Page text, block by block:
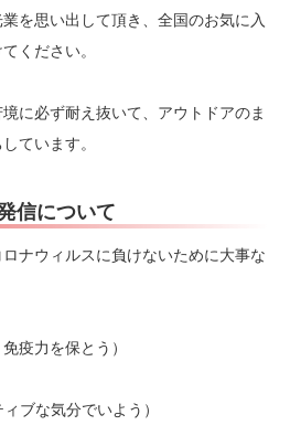
を思い出して頂き、全国のお気に入
ください。
に必ず耐え抜いて、アウトドアのま
ています。
信について
ナウィルスに負けないために大事な
疫力を保とう）
ブな気分でいよう）